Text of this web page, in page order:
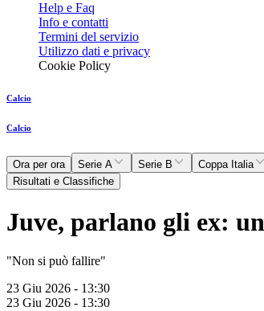
Help e Faq
Info e contatti
Termini del servizio
Utilizzo dati e privacy
Cookie Policy
Calcio
Calcio
Ora per ora Serie A Serie B Coppa Italia
Risultati e Classifiche
Juve, parlano gli ex:
"Non si può fallire"
23 Giu 2026 - 13:30
23 Giu 2026 - 13:30